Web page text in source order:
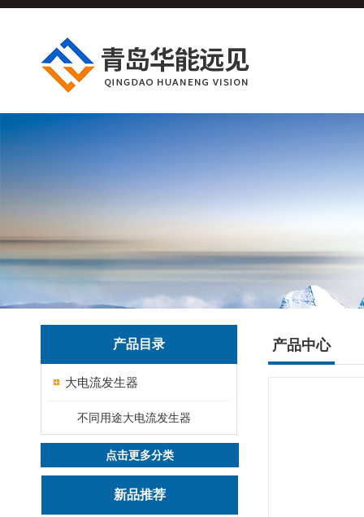
产品目录
大电流发生器
不同用途大电流发生器
点击更多分类
新品推荐
产品中心